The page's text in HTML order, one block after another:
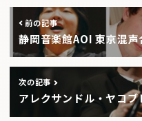
前の記事
静岡音楽館AOI 東京混
次の記事
アレクサンドル・ヤコブ